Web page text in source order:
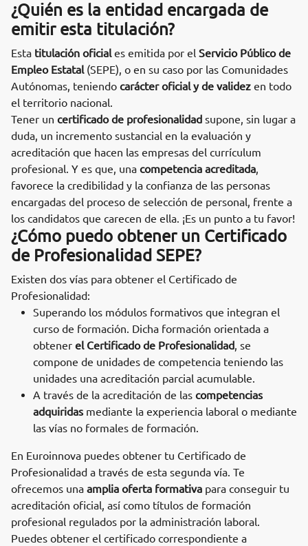
¿Quién es la entidad encargada de
emitir esta titulación?
Esta titulación oficiales emitida por el Servicio Público de
Empleo Estatal(SEPE), o en su caso por las Comunidades
Autónomas, teniendo carácter oficial y de validez en todo
el territorio nacional.
Tener un certificado de profesionalidad supone, sin lugar a
duda, un incremento sustancial en la evaluación y
acreditación que hacen las empresas del currículum
profesional. Y es que, una competencia acreditada,
favorece la credibilidad y la confianza de las personas
encargadas del proceso de selección de personal, frente a
los candidatos que carecen de ella. ¡Es un punto a tu favor!
¿Cómo puedo obtener un Certificado
de Profesionalidad SEPE?
Existen dos vías para obtener el Certificado de
Profesionalidad:
Superando los módulos formativos que integran el
curso de formación. Dicha formación orientada a
obtener el Certificado de Profesionalidad, se
compone de unidades de competencia teniendo las
unidades una acreditación parcial acumulable.
A través de la acreditación de las competencias
adquiridas mediante la experiencia laboral o mediante
las vías no formales de formación.
En Euroinnova puedes obtener tu Certificado de
Profesionalidad a través de esta segunda vía. Te
ofrecemos una amplia oferta formativa para conseguir tu
acreditación oficial, así como títulos de formación
profesional regulados por la administración laboral.
Puedes obtener el certificado correspondiente a